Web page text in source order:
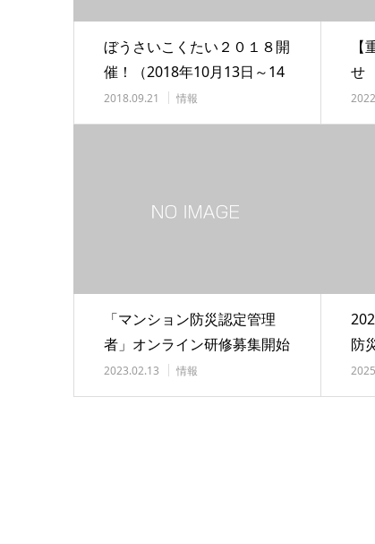
ぼうさいこくたい２０１８開
催！（2018年10月13日～14
日）
2018.09.21 情報
せ
「マンション防災認定管理
者」オンライン研修募集開始
のお知らせ
2023.02.13 情報
防
ら